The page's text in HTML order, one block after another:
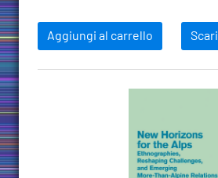
Aggiungi al carrello